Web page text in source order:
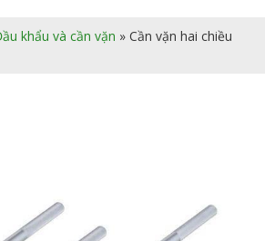
khẩu và cần vặn » Cần vặn hai chiều